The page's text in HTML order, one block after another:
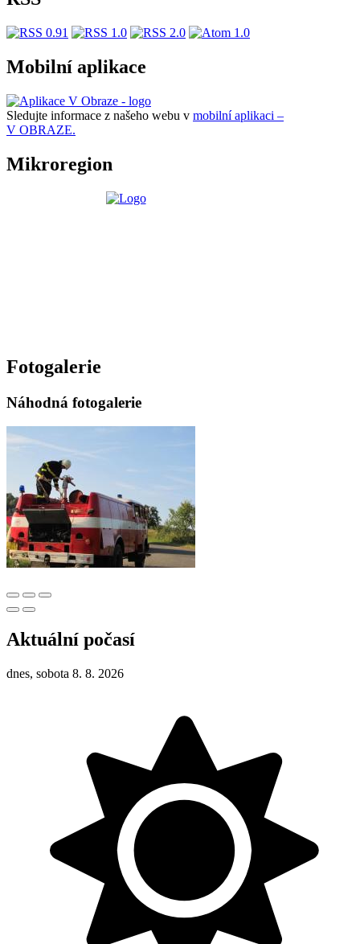
Mobilní aplikace
Sledujte informace z našeho webu v mobilní aplikaci –
V OBRAZE.
Mikroregion
Fotogalerie
Náhodná fotogalerie
Aktuální počasí
dnes, sobota 8. 8. 2026